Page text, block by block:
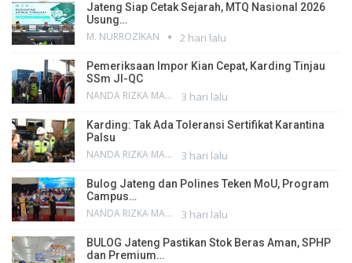
Jateng Siap Cetak Sejarah, MTQ Nasional 2026
Usung…
M. NURROZIKAN 2 hari lalu
Pemeriksaan Impor Kian Cepat, Karding Tinjau
SSm JI-QC
NANDA RIZKA MAHENDRA 3 hari lalu
Karding: Tak Ada Toleransi Sertifikat Karantina
Palsu
NANDA RIZKA MAHENDRA 3 hari lalu
Bulog Jateng dan Polines Teken MoU, Program
Campus…
NANDA RIZKA MAHENDRA 3 hari lalu
BULOG Jateng Pastikan Stok Beras Aman, SPHP
dan Premium…